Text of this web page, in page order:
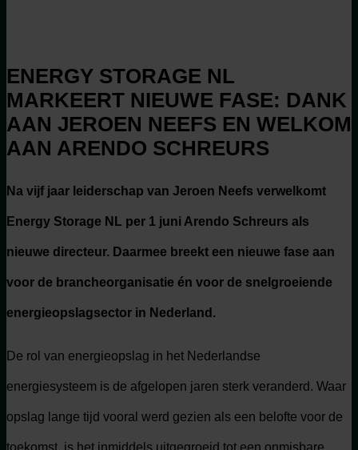
ENERGY STORAGE NL
MARKEERT NIEUWE FASE: DANK
AAN JEROEN NEEFS EN WELKOM
AAN ARENDO SCHREURS
Na vijf jaar leiderschap van Jeroen Neefs verwelkomt
Energy Storage NL per 1 juni Arendo Schreurs als
nieuwe directeur. Daarmee breekt een nieuwe fase aan
voor de brancheorganisatie én voor de snelgroeiende
energieopslagsector in Nederland.
De rol van energieopslag in het Nederlandse
energiesysteem is de afgelopen jaren sterk veranderd. Waar
opslag lange tijd vooral werd gezien als een belofte voor de